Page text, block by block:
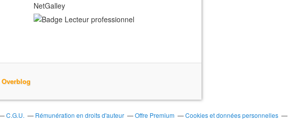
NetGalley
Overblog
C.G.U. Rémunération en droits d'auteur Offre Premium
Cookies et données personnelles